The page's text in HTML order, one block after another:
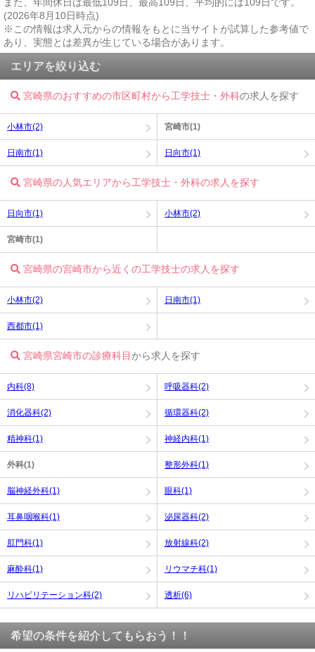
(2026年8月10日時点)
※この情報は求人元からの情報をもとに当サイトが試算した参考値で
あり、実態とは差異が生じている場合があります。
エリアを絞り込む
宮崎県のおすすめの市区町村から工学技士・外科の求人を探す
小林市(2) 宮崎市(1)
日南市(1) 日向市(1)
宮崎県の人気エリアから工学技士・外科の求人を探す
日向市(1) 小林市(2)
宮崎市(1)
宮崎県の宮崎市から近くの工学技士の求人を探す
小林市(2) 日南市(1)
西都市(1)
宮崎県宮崎市の診療科目から求人を探す
内科(8) 呼吸器科(2)
消化器科(2) 循環器科(2)
精神科(1) 神経内科(1)
外科(1) 整形外科(1)
脳神経外科(1) 眼科(1)
耳鼻咽喉科(1) 泌尿器科(2)
肛門科(1) 放射線科(2)
麻酔科(1) リウマチ科(1)
リハビリテーション科(2) 透析(6)
希望の条件を紹介してもらおう！！